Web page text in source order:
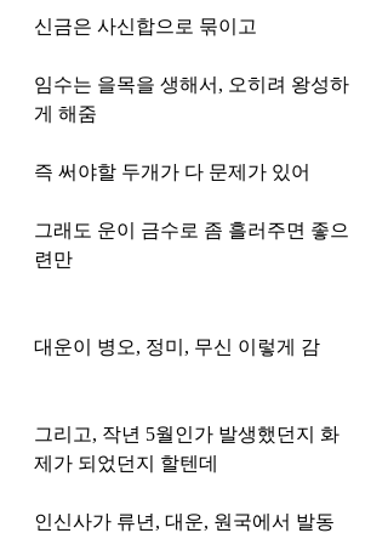
신금은 사신합으로 묶이고
임수는 을목을 생해서, 오히려 왕성하
게 해줌
즉 써야할 두개가 다 문제가 있어
그래도 운이 금수로 좀 흘러주면 좋으
련만
대운이 병오, 정미, 무신 이렇게 감
그리고, 작년 5월인가 발생했던지 화
제가 되었던지 할텐데
인신사가 류년, 대운, 원국에서 발동